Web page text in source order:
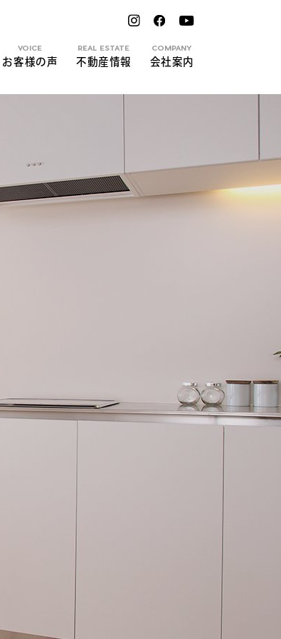
VOICE
お客様の声
REAL ESTATE
不動産情報
COMPANY
会社案内